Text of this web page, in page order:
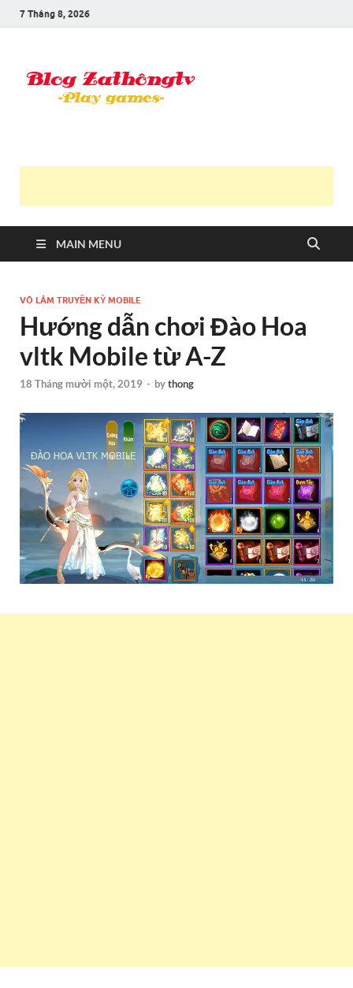
7 Tháng 8, 2026
MAIN MENU
VÕ LÂM TRUYỀN KỲ MOBILE
Hướng dẫn chơi Đào Hoa
vltk Mobile từ A-Z
18 Tháng mười một, 2019 - bythong